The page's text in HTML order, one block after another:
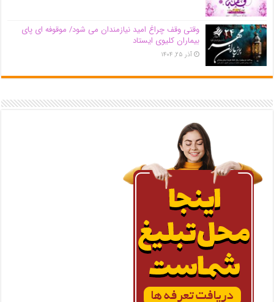
وقتی وقف چراغ امید نیازمندان می شود/ موقوفه ای پای
بیماران کلیوی ایستاد
آذر ۲۵, ۱۴۰۴